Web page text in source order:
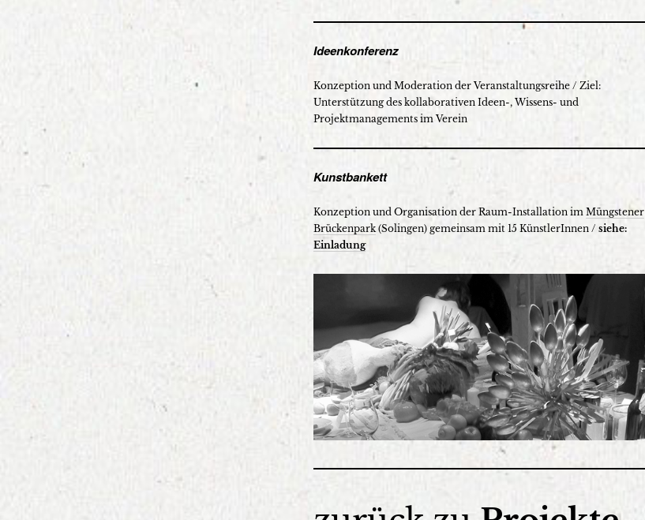
Ideenkonferenz
Konzeption und Moderation der Veranstaltungsreihe / Ziel:
Unterstützung des kollaborativen Ideen-, Wissens- und
Projektmanagements im Verein
Kunstbankett
Konzeption und Organisation der Raum-Installation im Müngstener
Brückenpark(Solingen) gemeinsam mit 15 KünstlerInnen / siehe:
Einladung